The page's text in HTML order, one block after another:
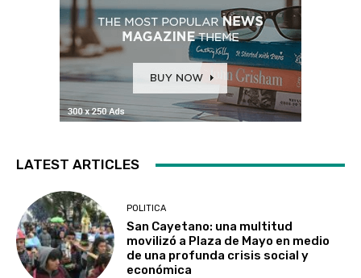
LATEST ARTICLES
POLITICA
San Cayetano: una multitud
movilizó a Plaza de Mayo en medio
de una profunda crisis social y
económica